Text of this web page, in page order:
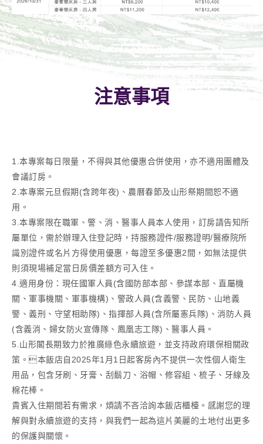
注意事項
1.本專案每日限量，不得與其他優惠合併使用，亦不適用團體及
會議訂房。
2.本專案元旦假期(含跨年夜)、農曆春節及山形祭期間恕不適
用。
3.本專案限在職軍、警、消、醫事人員本人使用，訂房請告知所
屬單位，需於辦理入住登記時，持服務證件/服務證明/醫療院所
識別證件或名片方得使用優惠，每證至多優惠2間，如無法提供
則須現場補足當日房價差額方可入住。
4.適用身份：現任國軍人員(含國防部本部、參謀本部、直屬機
關、軍事機關、軍事機構)、警政人員(含義警、民防、山地義
警、義刑、守望相助隊)、指揮部人員(含所屬憲兵隊)、消防人員
(含義消、婦女防火宣傳隊、鳳凰志工隊)、醫事人員。
5.山形閣長期致力於推廣綠色永續旅遊，並支持政府環保相關政
策。本飯店自2025年1月1日起客房內不提供一次性個人衛生
用品，包含牙刷、牙膏、刮鬍刀、浴帽、修容組、梳子、牙線及
棉花棒。
貴賓入住期間若有需求，煩請不吝洽詢本飯店櫃檯。感謝您的理
解與對永續旅遊的支持，與我們一起為這片美麗的土地付出更多
的保護與關懷。